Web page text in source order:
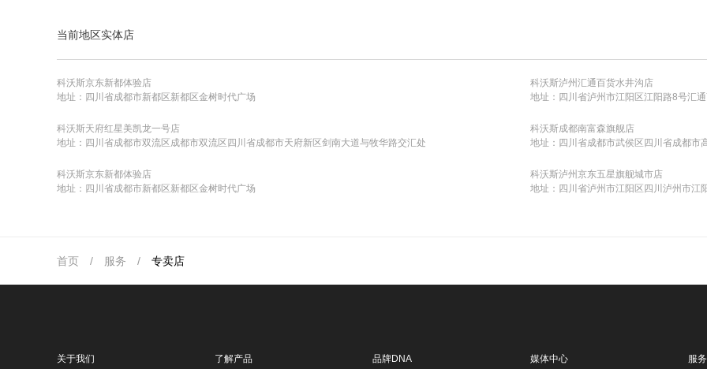
当前地区实体店
科沃斯京东新都体验店
地址：四川省成都市新都区新都区金树时代广场
科沃斯泸州汇通百货水井沟店
地址：四川省泸州市江阳区江阳路8号汇
科沃斯天府红星美凯龙一号店
地址：四川省成都市双流区成都市双流区四川省成都市天府新区剑南大道与牧华路交汇处
科沃斯成都南富森旗舰店
地址：四川省成都市武侯区四川省成都市
科沃斯京东新都体验店
地址：四川省成都市新都区新都区金树时代广场
科沃斯泸州京东五星旗舰城市店
地址：四川省泸州市江阳区四川泸州市江
首页 / 服务 / 专卖店
关于我们 了解产品 品牌DNA 媒体中心 服